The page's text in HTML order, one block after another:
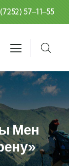
57‒11‒55
Мен